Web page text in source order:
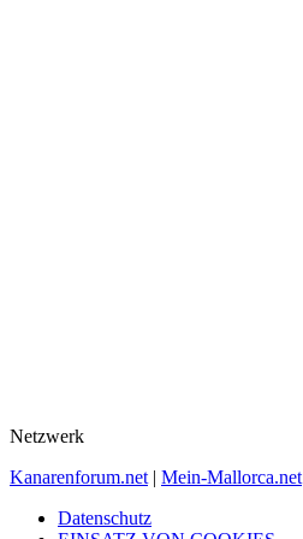
Netzwerk
Kanarenforum.net | Mein-Mallorca.net
Datenschutz